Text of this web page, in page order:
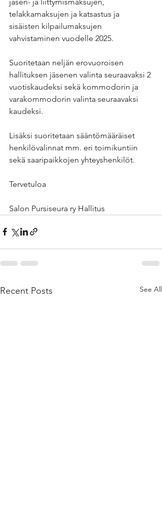
telakkamaksujen ja katsastus ja
sisäisten kilpailumaksujen
vahvistaminen vuodelle 2025.
Suoritetaan neljän erovuoroisen
hallituksen jäsenen valinta seuraavaksi 2
vuotiskaudeksi sekä kommodorin ja
varakommodorin valinta seuraavaksi
kaudeksi.
Lisäksi suoritetaan sääntömääräiset
henkilövalinnat mm. eri toimikuntiin
sekä saaripaikkojen yhteyshenkilöt.
Tervetuloa
Salon Pursiseura ry Hallitus
Recent Posts See All